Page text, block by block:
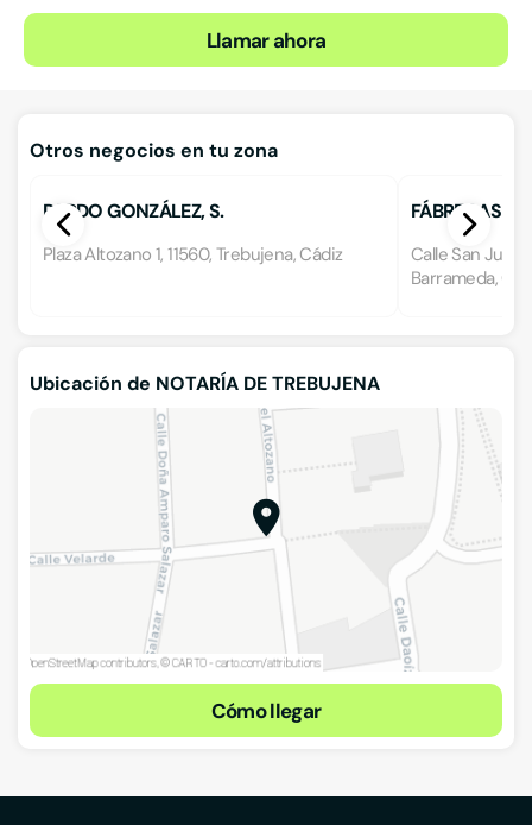
Llamar ahora
Otros negocios en tu zona
PARDO GONZÁLEZ, S.
Plaza Altozano 1, 11560, Trebujena, Cádiz
FÁBREGAS Y
Calle San Juan
Barrameda,
Ubicación de NOTARÍA DE TREBUJENA
Cómo llegar